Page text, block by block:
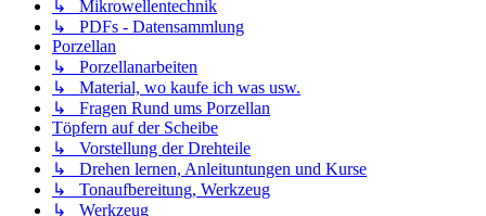
↳ Mikrowellentechnik
↳ PDFs - Datensammlung
Porzellan
↳ Porzellanarbeiten
↳ Material, wo kaufe ich was usw.
↳ Fragen Rund ums Porzellan
Töpfern auf der Scheibe
↳ Vorstellung der Drehteile
↳ Drehen lernen, Anleituntungen und Kurse
↳ Tonaufbereitung, Werkzeug
↳ Werkzeug